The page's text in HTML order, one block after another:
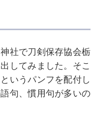
社で刀剣保存協会栃
してみました。そこ
いうパンフを配付し
句、慣用句が多いの